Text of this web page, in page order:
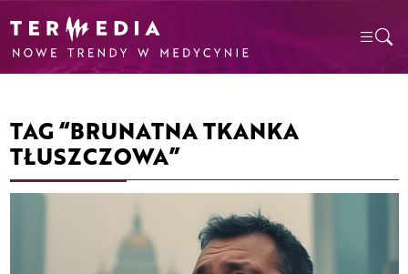
TAG “BRUNATNA TKANKA
TŁUSZCZOWA”